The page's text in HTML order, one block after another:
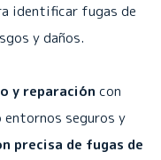
identificar fugas de
y daños.
y reparación con
entornos seguros y
precisa de fugas de